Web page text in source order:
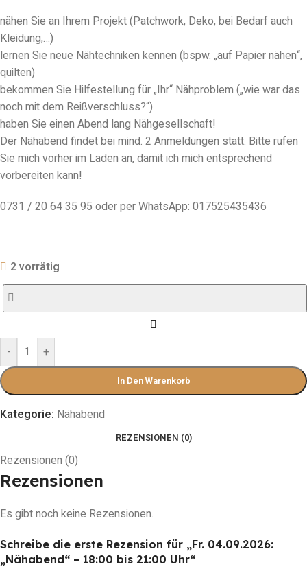
nähen Sie an Ihrem Projekt (Patchwork, Deko, bei Bedarf auch
Kleidung,…)
lernen Sie neue Nähtechniken kennen (bspw. „auf Papier nähen“,
quilten)
bekommen Sie Hilfestellung für „Ihr“ Nähproblem („wie war das
noch mit dem Reißverschluss?“)
haben Sie einen Abend lang Nähgesellschaft!
Der Nähabend findet bei mind. 2 Anmeldungen statt. Bitte rufen
Sie mich vorher im Laden an, damit ich mich entsprechend
vorbereiten kann!
0731 / 20 64 35 95 oder per WhatsApp: 017525435436
2 vorrätig
- +
In Den Warenkorb
Kategorie: Nähabend
REZENSIONEN (0)
Rezensionen (0)
Rezensionen
Es gibt noch keine Rezensionen.
Schreibe die erste Rezension für „Fr. 04.09.2026:
„Nähabend“ – 18:00 bis 21:00 Uhr“